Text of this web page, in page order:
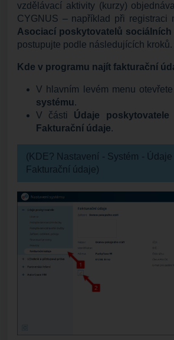
vzdělávací aktivity (kurzy)
CYGNUS – například při registraci
Asociací poskytovatelů sociálních
postupujte podle následujících kroků.
Kde v programu najít fakturační
V hlavním levém menu
systému.
V části Údaje poskytovatele
Fakturační údaje.
(KDE? Nastavení - Systém -
Fakturační údaje)